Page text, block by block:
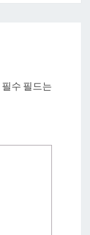
필수 필드는